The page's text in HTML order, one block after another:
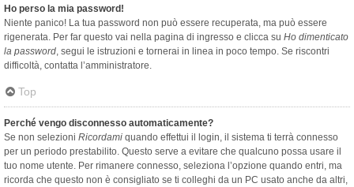
Ho perso la mia password!
Niente panico! La tua password non può essere recuperata, ma può essere
rigenerata. Per far questo vai nella pagina di ingresso e clicca su Ho dimenticato
la password, segui le istruzioni e tornerai in linea in poco tempo. Se riscontri
difficoltà, contatta l’amministratore.
Top
Perché vengo disconnesso automaticamente?
Se non selezioni Ricordami quando effettui il login, il sistema ti terrà connesso
per un periodo prestabilito. Questo serve a evitare che qualcuno possa usare il
tuo nome utente. Per rimanere connesso, seleziona l’opzione quando entri, ma
ricorda che questo non è consigliato se ti colleghi da un PC usato anche da altri,